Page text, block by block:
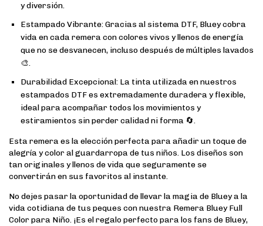
y diversión.
Estampado Vibrante: Gracias al sistema DTF, Bluey cobra
vida en cada remera con colores vivos y llenos de energía
que no se desvanecen, incluso después de múltiples lavados
🎨.
Durabilidad Excepcional: La tinta utilizada en nuestros
estampados DTF es extremadamente duradera y flexible,
ideal para acompañar todos los movimientos y
estiramientos sin perder calidad ni forma 🔄.
Esta remera es la elección perfecta para añadir un toque de
alegría y color al guardarropa de tus niños. Los diseños son
tan originales y llenos de vida que seguramente se
convertirán en sus favoritos al instante.
No dejes pasar la oportunidad de llevar la magia de Bluey a la
vida cotidiana de tus peques con nuestra Remera Bluey Full
Color para Niño. ¡Es el regalo perfecto para los fans de Bluey,